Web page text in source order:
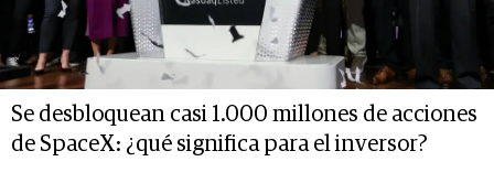
Se desbloquean casi 1.000 millones de acciones
de SpaceX: ¿qué significa para el inversor?